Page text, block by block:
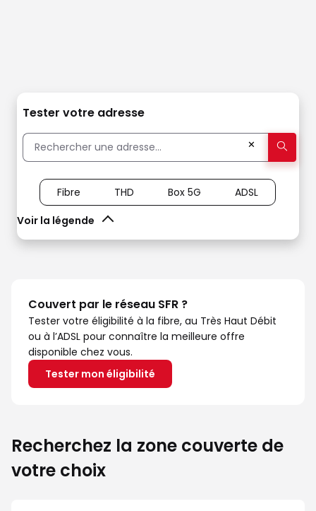
Tester votre adresse
✕
Voir la légende
Fibre THD Box 5G ADSL
Couvert par le réseau SFR ?
Tester votre éligibilité à la fibre, au Très Haut Débit
ou à l’ADSL pour connaître la meilleure offre
disponible chez vous.
Tester mon éligibilité
Recherchez la zone couverte de
votre choix